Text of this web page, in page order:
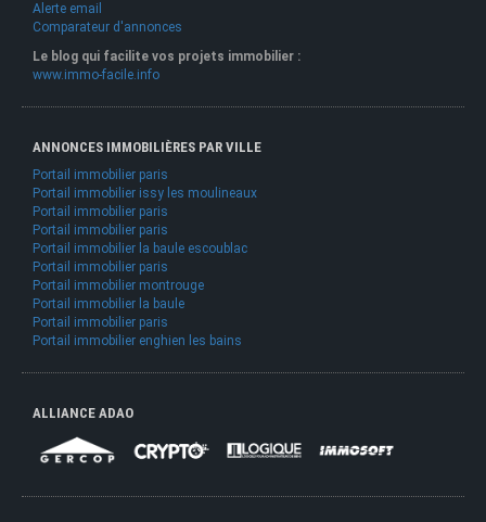
Alerte email
Comparateur d'annonces
Le blog qui facilite vos projets immobilier :
www.immo-facile.info
ANNONCES IMMOBILIÈRES PAR VILLE
Portail immobilier paris
Portail immobilier issy les moulineaux
Portail immobilier paris
Portail immobilier paris
Portail immobilier la baule escoublac
Portail immobilier paris
Portail immobilier montrouge
Portail immobilier la baule
Portail immobilier paris
Portail immobilier enghien les bains
ALLIANCE ADAO